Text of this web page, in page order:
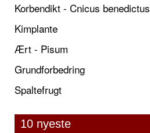
Korbendikt - Cnicus benedictus
Kimplante
Ært - Pisum
Grundforbedring
Spaltefrugt
10 nyeste